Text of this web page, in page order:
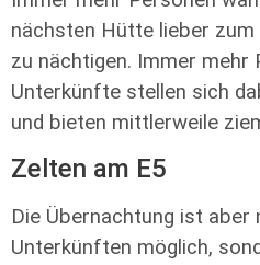
nächsten Hütte lieber
zu nächtigen. Immer mehr
Unterkünfte stellen sich
und bieten mittlerweile
Zelten am E5
Die Übernachtung ist
Unterkünften möglich,